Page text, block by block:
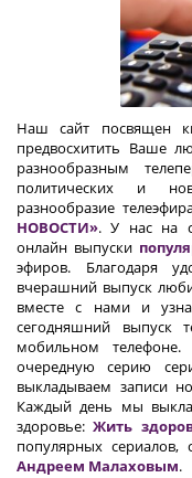
Наш сайт посвящен
предвосхитить Ваше
разнообразным
политических и
разнообразие
НОВОСТИ». У нас на
онлайн выпуски
эфиров. Благодаря
вчерашний выпуск
вместе с нами и
сегодняшний выпуск
мобильном
очередную серию
выкладываем записи
Каждый день мы
здоровье:Жить
популярных
Андреем Малаховым.